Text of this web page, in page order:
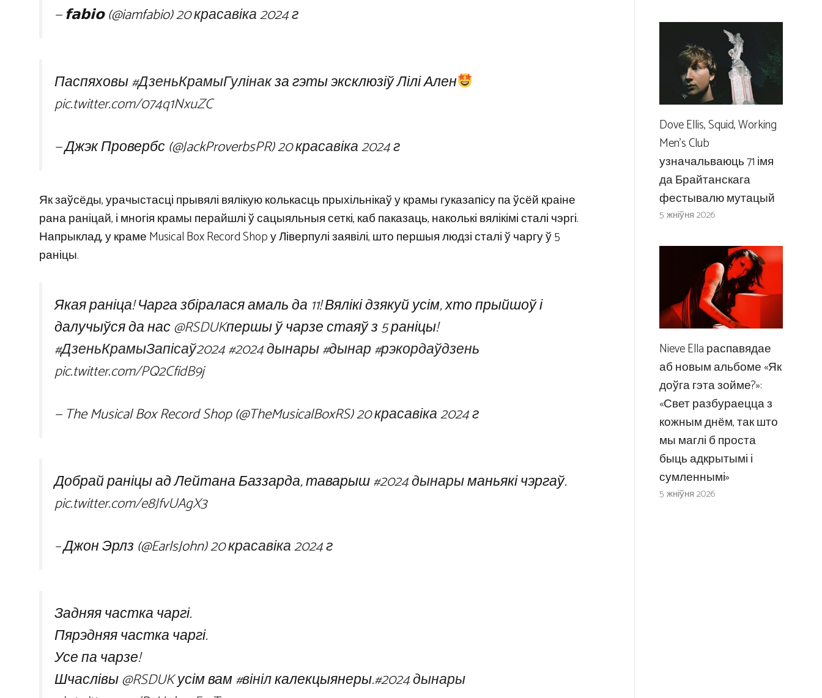
— 𝗳𝗮𝗯𝗶𝗼 (@iamfabio)20 красавіка 2024 г
Паспяховы#ДзеньКрамыГулінакза гэты эксклюзіў Лілі Ален
pic.twitter.com/074q1NxuZC
— Джэк Провербс (@JackProverbsPR)20 красавіка 2024 г
Як заўсёды, урачыстасці прывялі вялікую колькасць прыхільнікаў у крамы гуказапісу па ўсёй краіне
рана раніцай, і многія крамы перайшлі ў сацыяльныя сеткі, каб паказаць, наколькі вялікімі сталі чэргі.
Напрыклад, у краме Musical Box Record Shop у Ліверпулі заявілі, што першыя людзі сталі ў чаргу ў 5
раніцы.
Якая раніца! Чарга збіралася амаль да 11! Вялікі дзякуй усім, хто прыйшоў і
далучыўся да нас@RSDUKпершы ў чарзе стаяў з 5 раніцы!
#ДзеньКрамыЗапісаў2024#2024 дынары#дынар#рэкордаўдзень
pic.twitter.com/PQ2CfidB9j
— The Musical Box Record Shop (@TheMusicalBoxRS)20 красавіка 2024 г
Добрай раніцы ад Лейтана Баззарда, таварыш#2024 дынарыманьякі чэргаў.
pic.twitter.com/e8JfvUAgX3
– Джон Эрлз (@EarlsJohn)20 красавіка 2024 г
Задняя частка чаргі.
Пярэдняя частка чаргі.
Усе па чарзе!
Шчаслівы@RSDUKусім вам#вінілкалекцыянеры.#2024 дынары
Dove Ellis, Squid, Working
Men’s Club
узначальваюць 71 імя
да Брайтанскага
фестывалю мутацый
5 жніўня 2026
Nieve Ella распавядае
аб новым альбоме «Як
доўга гэта зойме?»:
«Свет разбураецца з
кожным днём, так што
мы маглі б проста
быць адкрытымі і
сумленнымі»
5 жніўня 2026